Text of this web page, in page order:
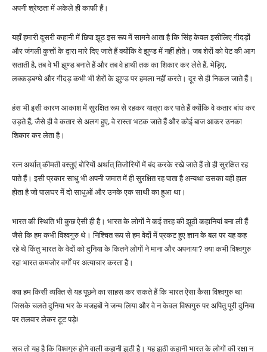
अपनी श्रेष्ठता में अकेले ही काफी हैं।
यहाँ हमारी दूसरी कहानी में छिपा झूठ इस रूप में सामने आता है कि सिंह केवल इसीलिए गीदड़ों
और जंगली कुत्तों के द्वारा मारे दिए जाते हैं क्योंकि वे झुण्ड में नहीं होते। जब शेरों को पेट की आग
सताती है, तब वे भी झुण्ड बनाते हैं और तब वे हाथी तक का शिकार कर लेते हैं, भेड़िए,
लक्कड़बग्घे और गीदड़ कभी भी शेरों के झुण्ड पर हमला नहीं करते। दूर से ही निकल जाते हैं।
हंस भी इसी कारण आकाश में सुरक्षित रूप से रहकर यात्रा कर पाते हैं क्योंकि वे कतार बांध कर
उड़ते हैं, जैसे ही वे कतार से अलग हुए, वे रास्ता भटक जाते हैं और कोई बाज आकर उनका
शिकार कर लेता है।
रत्न अर्थात् कीमती वस्तुएं बोरियों अर्थात् तिजोरियों में बंद करके रखे जाते हैं तो ही सुरक्षित रह
पाते हैं। इसी प्रकार साधु भी अपनी जमात में ही सुरक्षित रह पाता है अन्यथा उसका वही हाल
होता है जो पालघर में दो साधुओं और उनके एक साथी का हुआ था।
भारत की स्थिति भी कुछ ऐसी ही है। भारत के लोगों ने कई तरह की झूठी कहानियां बना ली हैं
जैसे कि हम कभी विश्वगुरु थे। निश्चित रूप से हम वेदों में प्रकट हुए ज्ञान के बल पर यह कह
रहे थे किंतु भारत के वेदों को दुनिया के कितने लोगों ने माना और अपनाया? क्या कभी विश्वगुरु
रहा भारत कमजोर वर्गों पर अत्याचार करता है।
क्या हम किसी व्यक्ति से यह पूछने का साहस कर सकते हैं कि भारत ऐसा कैसा विश्वगुरु था
जिसके चलते दुनिया भर के मजहबों ने जन्म लिया और वे न केवल विश्वगुरु पर अपितु पूरी दुनिया
पर तलवार लेकर टूट पड़े!
सच तो यह है कि विश्वगुरु होने वाली कहानी झूठी है। यह झूठी कहानी भारत के लोगों की रक्षा न